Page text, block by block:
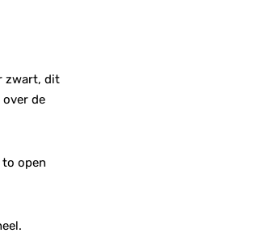
zwart, dit
de
open